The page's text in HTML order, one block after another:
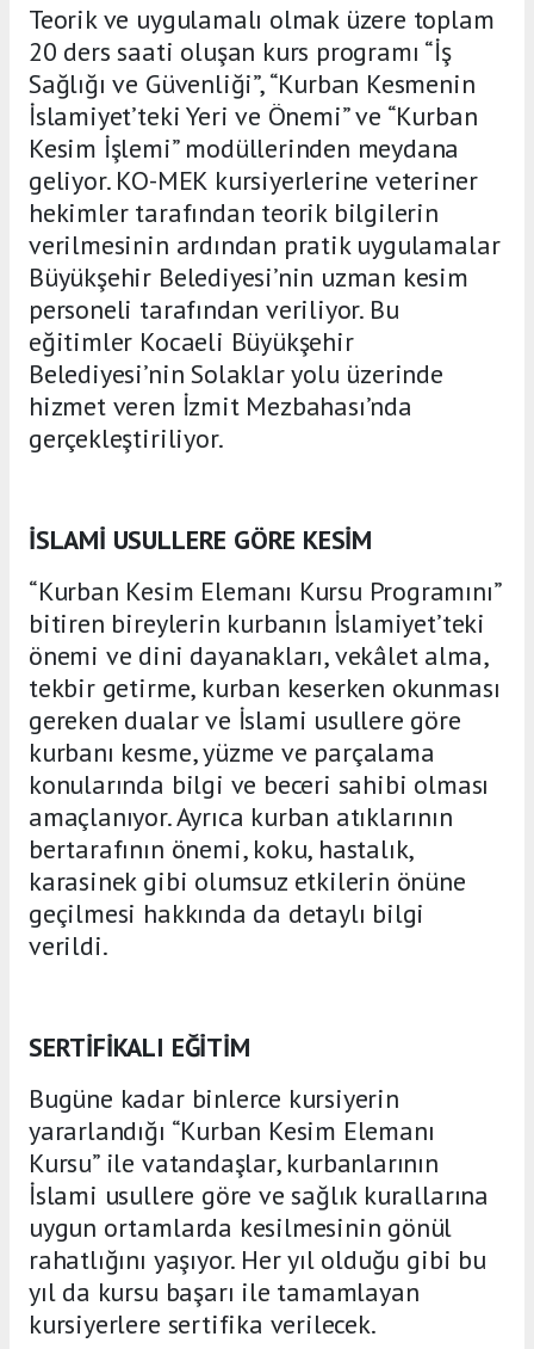
Teorik ve uygulamalı olmak üzere toplam
20 ders saati oluşan kurs programı “İş
Sağlığı ve Güvenliği”, “Kurban Kesmenin
İslamiyet’teki Yeri ve Önemi” ve “Kurban
Kesim İşlemi” modüllerinden meydana
geliyor. KO-MEK kursiyerlerine veteriner
hekimler tarafından teorik bilgilerin
verilmesinin ardından pratik uygulamalar
Büyükşehir Belediyesi’nin uzman kesim
personeli tarafından veriliyor. Bu
eğitimler Kocaeli Büyükşehir
Belediyesi’nin Solaklar yolu üzerinde
hizmet veren İzmit Mezbahası’nda
gerçekleştiriliyor.
İSLAMİ USULLERE GÖRE KESİM
“Kurban Kesim Elemanı Kursu Programını”
bitiren bireylerin kurbanın İslamiyet’teki
önemi ve dini dayanakları, vekâlet alma,
tekbir getirme, kurban keserken okunması
gereken dualar ve İslami usullere göre
kurbanı kesme, yüzme ve parçalama
konularında bilgi ve beceri sahibi olması
amaçlanıyor. Ayrıca kurban atıklarının
bertarafının önemi, koku, hastalık,
karasinek gibi olumsuz etkilerin önüne
geçilmesi hakkında da detaylı bilgi
verildi.
SERTİFİKALI EĞİTİM
Bugüne kadar binlerce kursiyerin
yararlandığı “Kurban Kesim Elemanı
Kursu” ile vatandaşlar, kurbanlarının
İslami usullere göre ve sağlık kurallarına
uygun ortamlarda kesilmesinin gönül
rahatlığını yaşıyor. Her yıl olduğu gibi bu
yıl da kursu başarı ile tamamlayan
kursiyerlere sertifika verilecek.